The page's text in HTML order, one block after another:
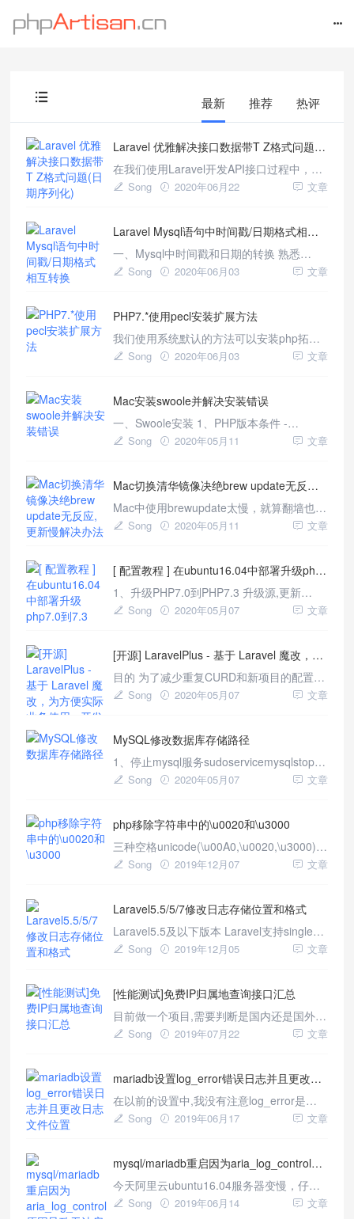
热评
推荐
最新
Laravel 优雅解决接口数据带T Z格式问题(日期序列化)
在我们使用Laravel开发API接口过程中，返
回的JSON数据时间格式带有TZ，格式如
"updated_at":"2020-06-20T10
Song 2020年06月22 文章
Laravel Mysql语句中时间戳/日期格式相互转换
一、Mysql中时间戳和日期的转换 熟悉
Mysql的都知道我们可以使用
selectUNIX_TIMESTAMP('2020-06-
0112:25:00'); 结果：159
Song 2020年06月03 文章
PHP7.*使用pecl安装扩展方法
我们使用系统默认的方法可以安装php拓
展，如Ubuntu使用aptinstallphp7.0-mysql
命令，所以可以使用PECL来安装；PECL
Song 2020年06月03 文章
Mac安装swoole并解决安装错误
一、Swoole安装 1、PHP版本条件 -
Swoole-x需要PHP-5.3.10或更高版本 -
码安装
Song 2020年05月11 文章
Mac切换清华镜像决绝brew update无反应,更新慢解决办法
Mac中使用brewupdate太慢，就算翻墙也非
常慢；主要是资源访问太慢，这种情况我们
cd"$(brew--repo)" gitremote
Song 2020年05月11 文章
[ 配置教程 ] 在ubuntu16.04中部署升级php7.0到7.3
1、升级PHP7.0到PHP7.3 升级源,更新
sudoapt-add-repositoryppa:ondrej/php
Song 2020年05月07 文章
[开源] LaravelPlus - 基于 Laravel 魔改，为方便实际业务使用 - 开发中
目的 为了减少重复CURD和新项目的配置麻
烦等问题，(就是为了骗星星：[LaravelPlus]
generatorCODE
Song 2020年05月07 文章
MySQL修改数据库存储路径
1、停止mysql服务sudoservicemysqlstop2.
将/var/lib/mysql复制到/data/下，命令如
Song 2020年05月07 文章
php移除字符串中的\u0020和\u3000
三种空格unicode(\u00A0,\u0020,\u3000)表
示的区别，在PHP中没有找到对应的方法移
主要用在office中,让一个单词在结尾处不会
换行显示,快捷键ctrl+shift
Song 2019年12月07 文章
Laravel5.5/5/7修改日志存储位置和格式
Laravel5.5及以下版本 Laravel支持single、
daily、syslog和errorlog四种日志写入模
果你希望每天产生日志都存放在不同的文件
Song 2019年12月05 文章
[性能测试]免费IP归属地查询接口汇总
目前做一个项目,需要判断是国内还是国外
IP，具体要求为接口稳定,速度快,免费，不
http://ip.taobao.com/service/getIpInfo.php?
ip=[ip地址字串]
Song 2019年07月22 文章
mariadb设置log_error错误日志并且更改日志文件位置
在以前的设置中,我没有注意log_error是否
生效，直接设置了即可；但是最近我在查询
容，根本不起作用，查遍所有网站都没有解
决方案，最终查询谷歌才找到解决办法，原
设置如下： [mysql
Song 2019年06月17 文章
mysql/mariadb重启因为aria_log_control原因导致无法启动
今天阿里云ubuntu16.04服务器变慢，仔细
排查找不到原因便重启服务器，但是很久都
Song 2019年06月14 文章